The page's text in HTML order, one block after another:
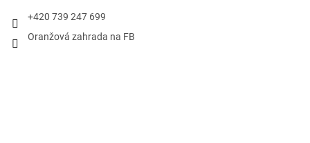
+420 739 247 699
Oranžová zahrada na FB